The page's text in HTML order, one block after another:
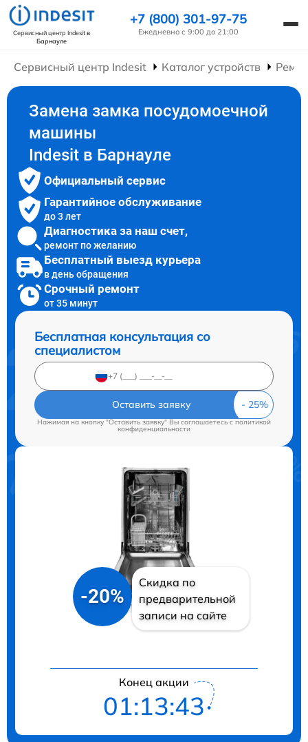
Сервисный центр Indesitв
Барнауле
+7 (800) 301-97-75
Ежедневно с 9:00 до 21:00
Сервисный центр Indesit Каталог устройств
Замена замка посудомоечной
машины
Indesit в Барнауле
Официальный сервис
Гарантийное обслуживание
до 3 лет
Диагностика за наш счет,
ремонт по желанию
Бесплатный выезд курьера
в день обращения
Срочный ремонт
от 35 минут
Бесплатная консультация со
специалистом
Оставить заявку
Нажимая на кнопку "Оставить заявку" Вы соглашаетесь cполитикой
конфиденциальности
-20%
Скидка по
предварительной
записи на сайте
Конец акции
01:13:42